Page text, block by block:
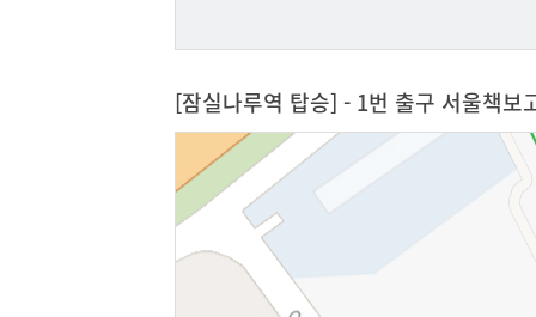
[잠실나루역 탑승] - 1번 출구 서울책보